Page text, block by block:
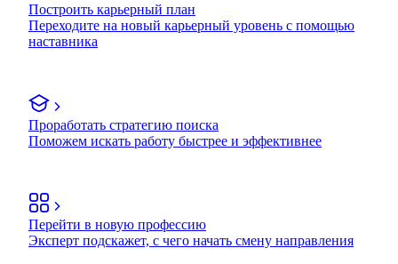
Построить карьерный план
Переходите на новый карьерный уровень с помощью
наставника
Проработать стратегию поиска
Поможем искать работу быстрее и эффективнее
Перейти в новую профессию
Эксперт подскажет, с чего начать смену направления